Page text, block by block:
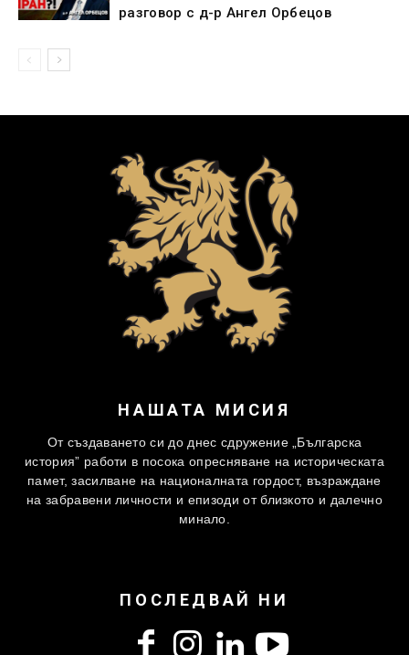
разговор с д-р Ангел Орбецов
НАШАТА МИСИЯ
От създаването си до днес сдружение „Българска
история” работи в посока опресняване на историческата
памет, засилване на националната гордост, възраждане
на забравени личности и епизоди от близкото и далечно
минало.
ПОСЛЕДВАЙ НИ